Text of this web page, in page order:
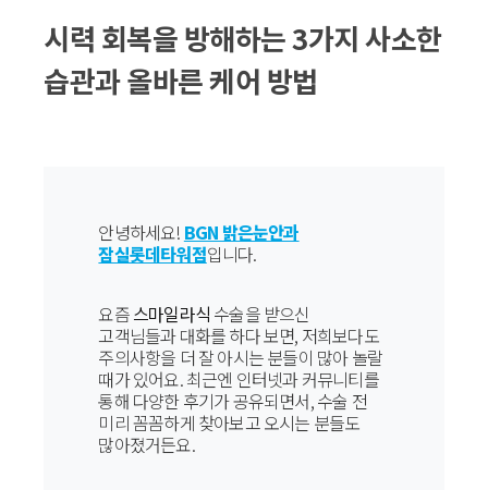
시력 회복을 방해하는 3가지 사소한
습관과 올바른 케어 방법
안녕하세요! BGN 밝은눈안과
잠실롯데타워점입니다.
요즘스마일라식 수술을 받으신
고객님들과 대화를 하다 보면, 저희보다도
주의사항을 더 잘 아시는 분들이 많아 놀랄
때가 있어요. 최근엔 인터넷과 커뮤니티를
통해 다양한 후기가 공유되면서, 수술 전
미리 꼼꼼하게 찾아보고 오시는 분들도
많아졌거든요.